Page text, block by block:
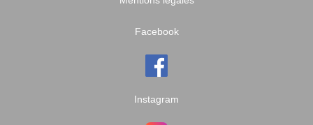
Facebook
Instagram